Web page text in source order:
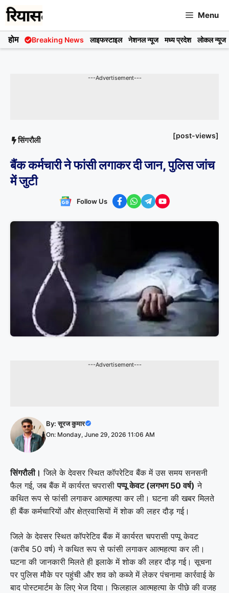
Skip
to
content
Menu
होम Breaking News लाइफस्टाइल नेशनल न्यूज मध्य प्रदेश लोकल न्यूज
---Advertisement---
सिंगरौली [post-views]
बैंक कर्मचारी ने फांसी लगाकर दी जान, पुलिस जांच
में जुटी
Follow Us
---Advertisement---
By:सूरज कुमार
On: Monday, June 29, 2026 11:06 AM
सिंगरौली। जिले के देवसर स्थित कॉपरेटिव बैंक में उस समय सनसनी
फैल गई, जब बैंक में कार्यरत चपरासीपप्पू केवट (लगभग 50 वर्ष) ने
कथित रूप से फांसी लगाकर आत्महत्या कर ली। घटना की खबर मिलते
ही बैंक कर्मचारियों और क्षेत्रवासियों में शोक की लहर दौड़ गई।
जिले के देवसर स्थित कॉपरेटिव बैंक में कार्यरत चपरासी पप्पू केवट
(करीब 50 वर्ष) ने कथित रूप से फांसी लगाकर आत्महत्या कर ली।
घटना की जानकारी मिलते ही इलाके में शोक की लहर दौड़ गई। सूचना
पर पुलिस मौके पर पहुंची और शव को कब्जे में लेकर पंचनामा कार्रवाई के
बाद पोस्टमार्टम के लिए भेज दिया। फिलहाल आत्महत्या के पीछे की वजह